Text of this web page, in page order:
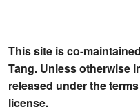
This site is co-
Tang. Unless otherwise
released under the
license.